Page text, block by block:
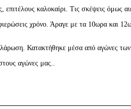
καλοκαίρι. Τις σκέψεις όμως
χρόνο. Άραγε με τα 10ωρα
Κατακτήθηκε μέσα από αγώνες
αγώνες μας..